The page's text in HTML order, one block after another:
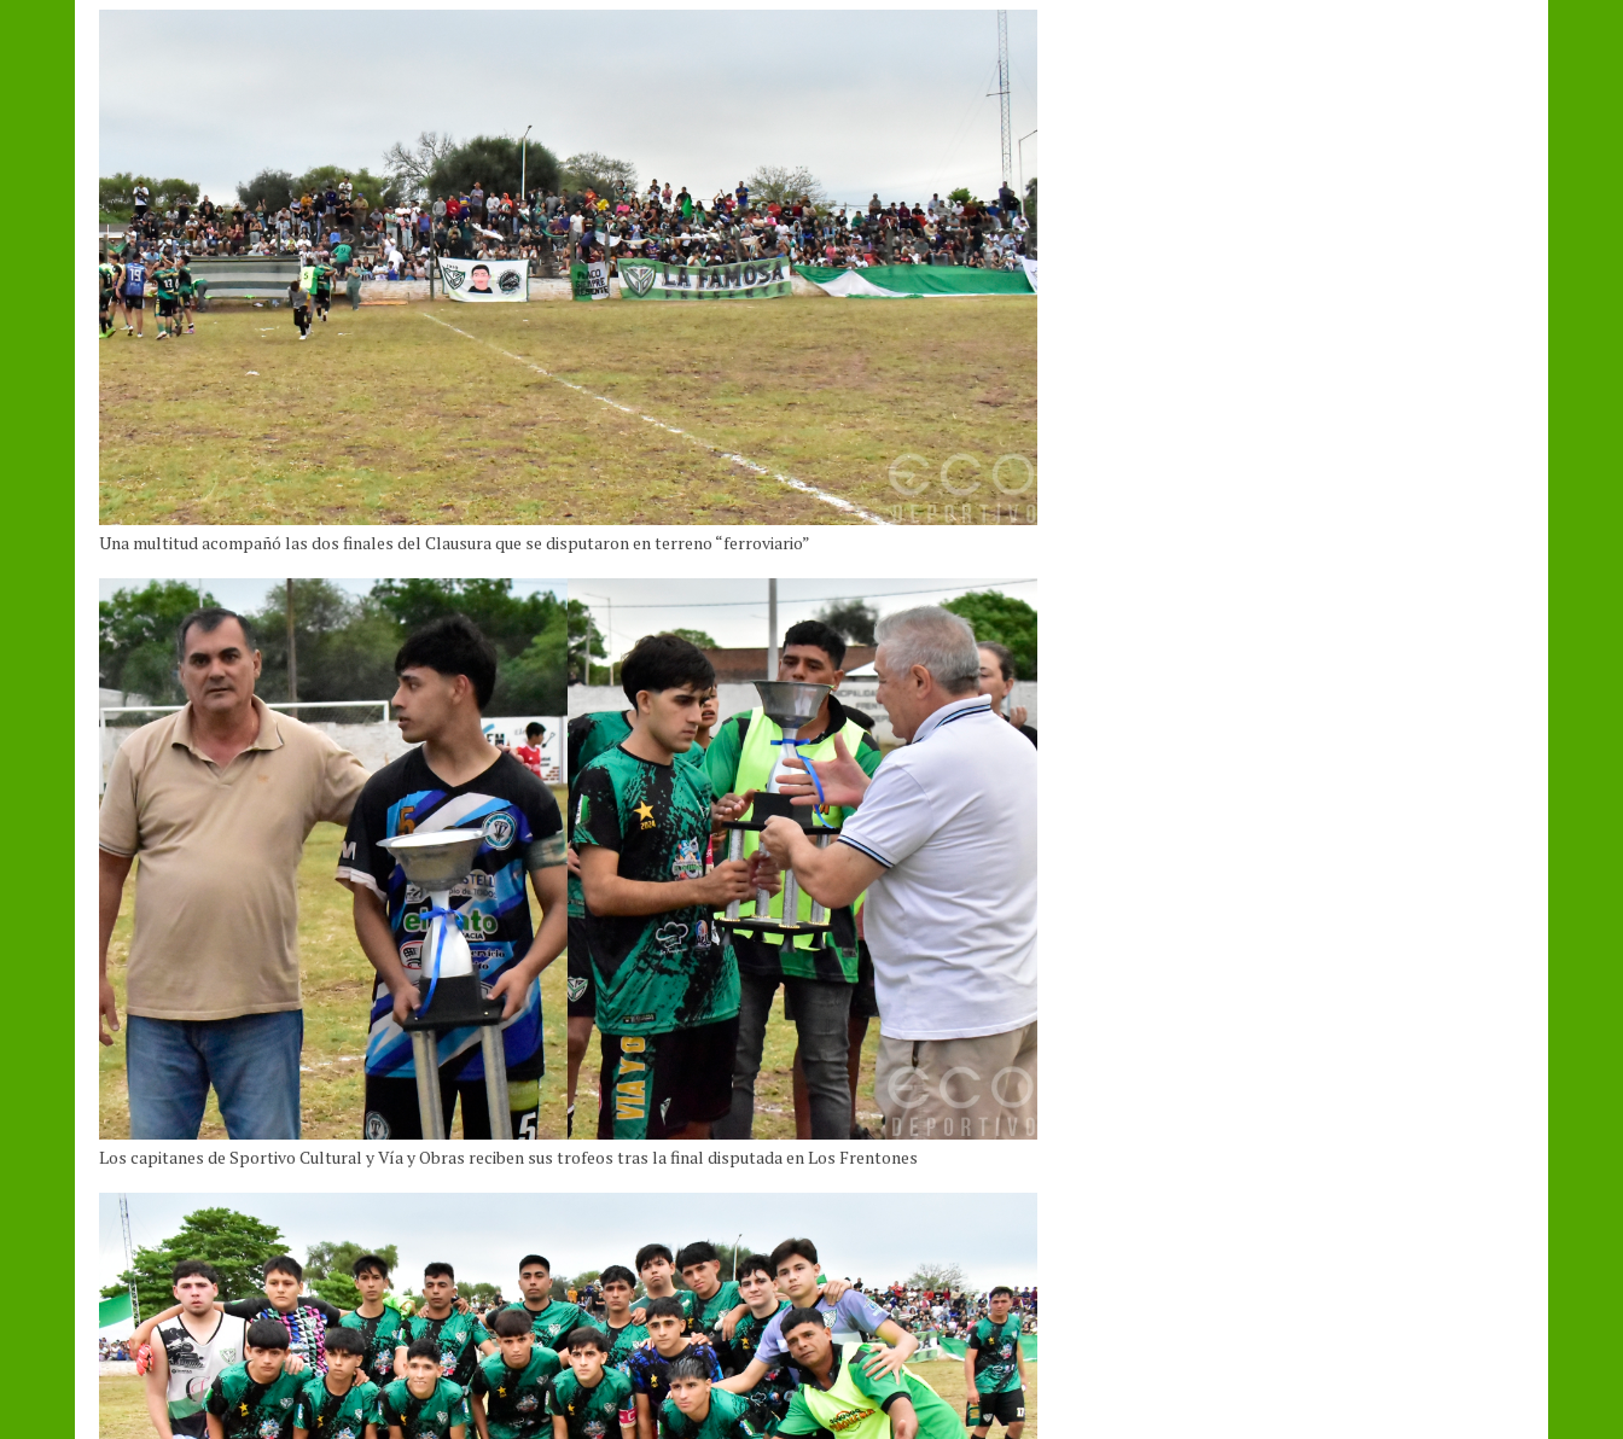
Una multitud acompañó las dos finales del Clausura que se disputaron en terreno “ferroviario”
Los capitanes de Sportivo Cultural y Vía y Obras reciben sus trofeos tras la final disputada en Los Frentones